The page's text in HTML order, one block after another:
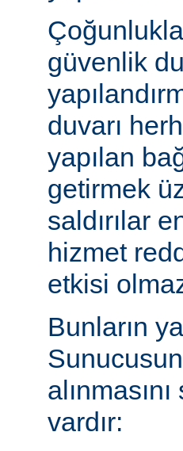
güvenlik
duvarı
yapılan
getirmek
saldırılar
hizmet
etkisi
Bunların
vardır: